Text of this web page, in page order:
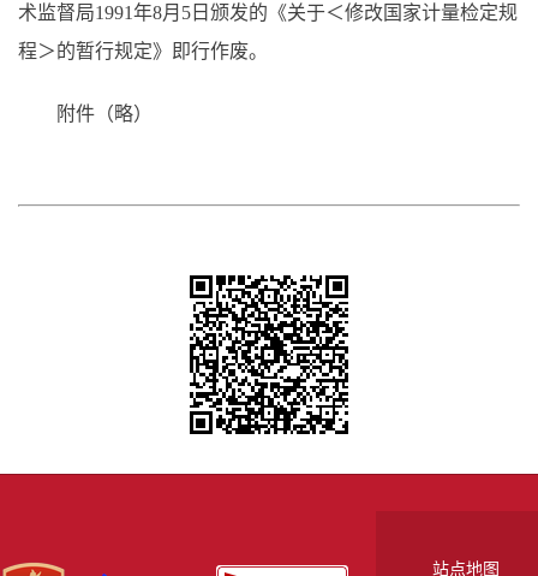
术监督局1991年8月5日颁发的《关于＜修改国家计量检定规
程＞的暂行规定》即行作废。
附件（略）
站点地图